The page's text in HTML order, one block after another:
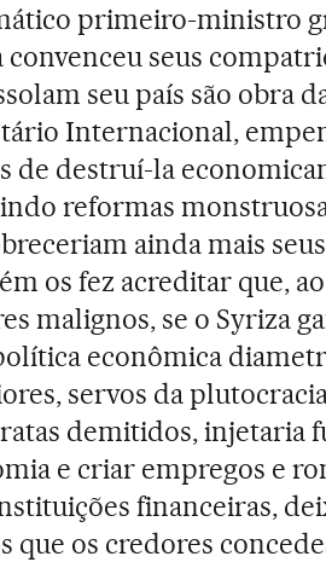
primeiro-ministro
convenceu seus
seu país são obra
Internacional,
de destruí-la
reformas
ainda mais
os fez acreditar que,
malignos, se o Syriza
econômica
servos da
demitidos, injetaria
e criar empregos e
financeiras,
que os credores